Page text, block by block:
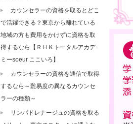
カウンセラーの資格を取るとどこ
で活躍できる？東京から離れている
地域の方も費用をかけずに資格を取
得するなら【ＲＨＫトータルアカデ
ミーsoeur ここいろ】
カウンセラーの資格を通信で取得
するなら～難易度の異なるカウンセ
ラーの種類～
リンパドレナージュの資格を取る